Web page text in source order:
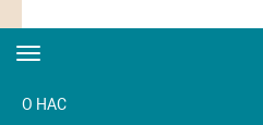
Toggle
О НАС